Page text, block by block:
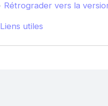
Rétrograder vers la
Liens utiles